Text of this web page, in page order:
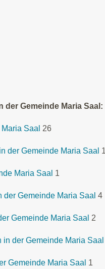
der Gemeinde Maria Saal:
Saal 26
der Gemeinde Maria Saal 1
Maria Saal 1
Gemeinde Maria Saal 4
Gemeinde Maria Saal 2
der Gemeinde Maria Saal
Gemeinde Maria Saal 1